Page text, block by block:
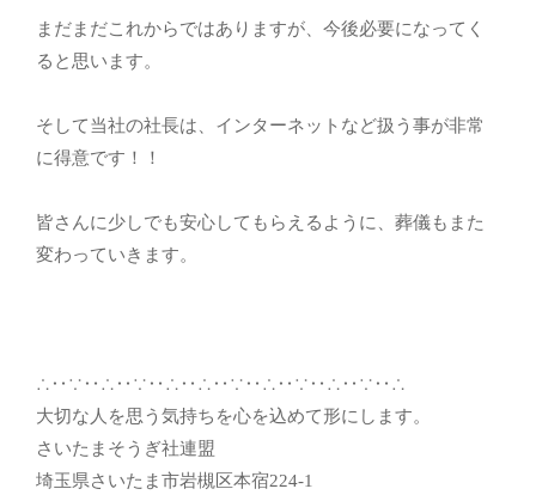
まだまだこれからではありますが、今後必要になってく
ると思います。
そして当社の社長は、インターネットなど扱う事が非常
に得意です！！
皆さんに少しでも安心してもらえるように、葬儀もまた
変わっていきます。
∴‥∵‥∴‥∵‥∴‥∴‥∵‥∴‥∵‥∴‥∵‥∴
大切な人を思う気持ちを心を込めて形にします。
さいたまそうぎ社連盟
埼玉県さいたま市岩槻区本宿224-1